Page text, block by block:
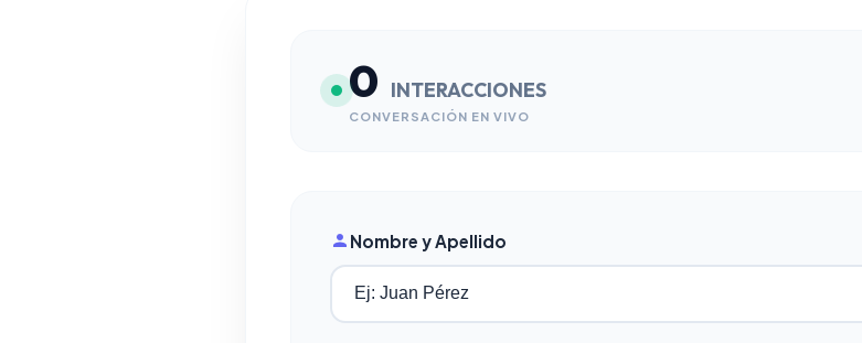
0 INTERACCIONES
CONVERSACIÓN EN VIVO
Nombre y Apellido